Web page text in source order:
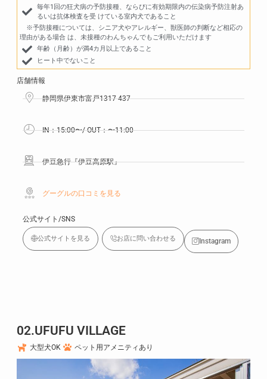
毎年1回の狂犬病の予防接種、ならびに有効期限内の伝染病予防注射あ
るいは抗体検査を受 けている室内犬であること
※予防接種については、シニア犬やアレルギー、獣医師の判断など相応の
理由がある場合 は、未接種のわんちゃんでもご利用いただけます
年齢（月齢）が満4カ月以上であること
ヒート中でないこと
店舗情報
静岡県伊東市富戸1317-437
IN：15:00〜/ OUT：〜11:00
伊豆急行『伊豆高原駅』
グーグルの口コミを見る
公式サイト/SNS
公式サイトを見る お店に問い合わせる Instagram
02.UFUFU VILLAGE
大型犬OK ペット用アメニティあり